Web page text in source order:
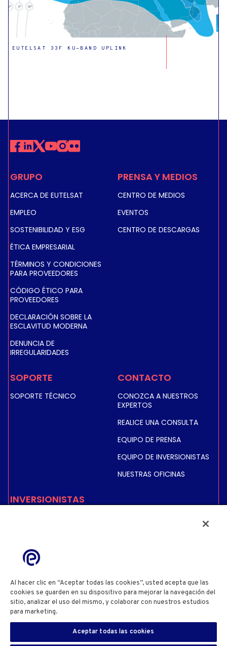
EUTELSAT 33F KU-BAND UPLINK
GRUPO
ACERCA DE EUTELSAT
EMPLEO
SOSTENIBILIDAD Y ESG
ÉTICA EMPRESARIAL
TÉRMINOS Y CONDICIONES
PARA PROVEEDORES
CÓDIGO ÉTICO PARA
PROVEEDORES
DECLARACIÓN SOBRE LA
ESCLAVITUD MODERNA
DENUNCIA DE
IRREGULARIDADES
PRENSA Y MEDIOS
CENTRO DE MEDIOS
EVENTOS
CENTRO DE DESCARGAS
SOPORTE
SOPORTE TÉCNICO
CONTACTO
CONOZCA A NUESTROS
EXPERTOS
REALICE UNA CONSULTA
EQUIPO DE PRENSA
EQUIPO DE INVERSIONISTAS
NUESTRAS OFICINAS
INVERSIONISTAS
INFORMACIÓN REGULADA
ACCIONISTAS
POLÍTICA DE PRIVACIDAD
POLÍTICA DE COOKIES
CONFIGURACIÓN DE COOKIES
TÉRMINOS Y CONDICIONES DE USO DEL SITIO WEB
INFORMACIÓN DEL SITIO WEB
Al hacer clic en “Aceptar todas las cookies”, usted acepta que las
cookies se guarden en su dispositivo para mejorar la navegación del
sitio, analizar el uso del mismo, y colaborar con nuestros estudios
para marketing.
Aceptar todas las cookies